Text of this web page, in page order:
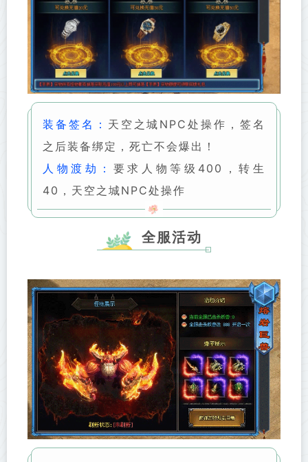
装备签名： 天空之城NPC处操作，签名
之后装备绑定，死亡不会爆出！
人物渡劫： 要求人物等级400，转生
40，天空之城NPC处操作
全服活动